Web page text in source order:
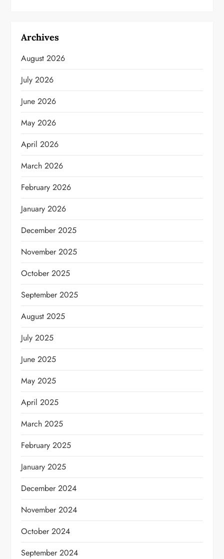
Archives
August 2026
July 2026
June 2026
May 2026
April 2026
March 2026
February 2026
January 2026
December 2025
November 2025
October 2025
September 2025
August 2025
July 2025
June 2025
May 2025
April 2025
March 2025
February 2025
January 2025
December 2024
November 2024
October 2024
September 2024